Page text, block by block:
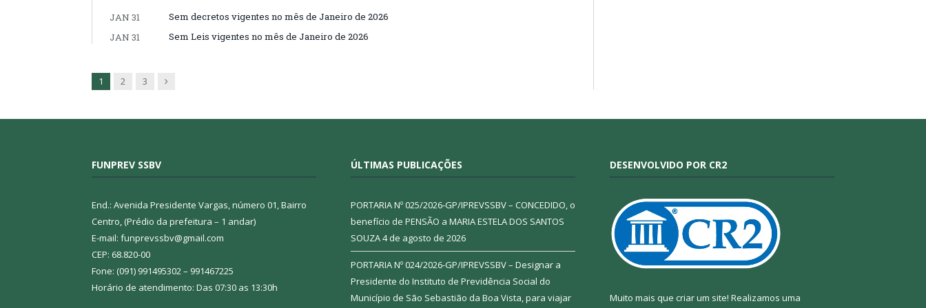
JAN 31
Sem decretos vigentes no mês de Janeiro de 2026
JAN 31
Sem Leis vigentes no mês de Janeiro de 2026
1 2 3 Next
FUNPREV SSBV
End.: Avenida Presidente Vargas, número 01, Bairro
Centro, (Prédio da prefeitura – 1 andar)
E-mail: funprevssbv@gmail.com
CEP: 68.820-00
Fone: (091) 991495302 – 991467225
Horário de atendimento: Das 07:30 as 13:30h
ÚLTIMAS PUBLICAÇÕES
PORTARIA Nº 025/2026-GP/IPREVSSBV – CONCEDIDO, o
benefício de PENSÃO a MARIA ESTELA DOS SANTOS
SOUZA4 de agosto de 2026
PORTARIA Nº 024/2026-GP/IPREVSSBV – Designar a
Presidente do Instituto de Previdência Social do
Município de São Sebastião da Boa Vista, para viajar
DESENVOLVIDO POR CR2
Muito mais que criar um site! Realizamos uma